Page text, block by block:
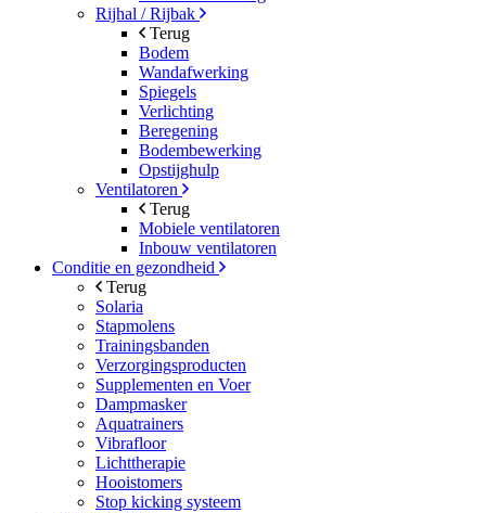
Rijhal / Rijbak
Terug
Bodem
Wandafwerking
Spiegels
Verlichting
Beregening
Bodembewerking
Opstijghulp
Ventilatoren
Terug
Mobiele ventilatoren
Inbouw ventilatoren
Conditie en gezondheid
Terug
Solaria
Stapmolens
Trainingsbanden
Verzorgingsproducten
Supplementen en Voer
Dampmasker
Aquatrainers
Vibrafloor
Lichttherapie
Hooistomers
Stop kicking systeem